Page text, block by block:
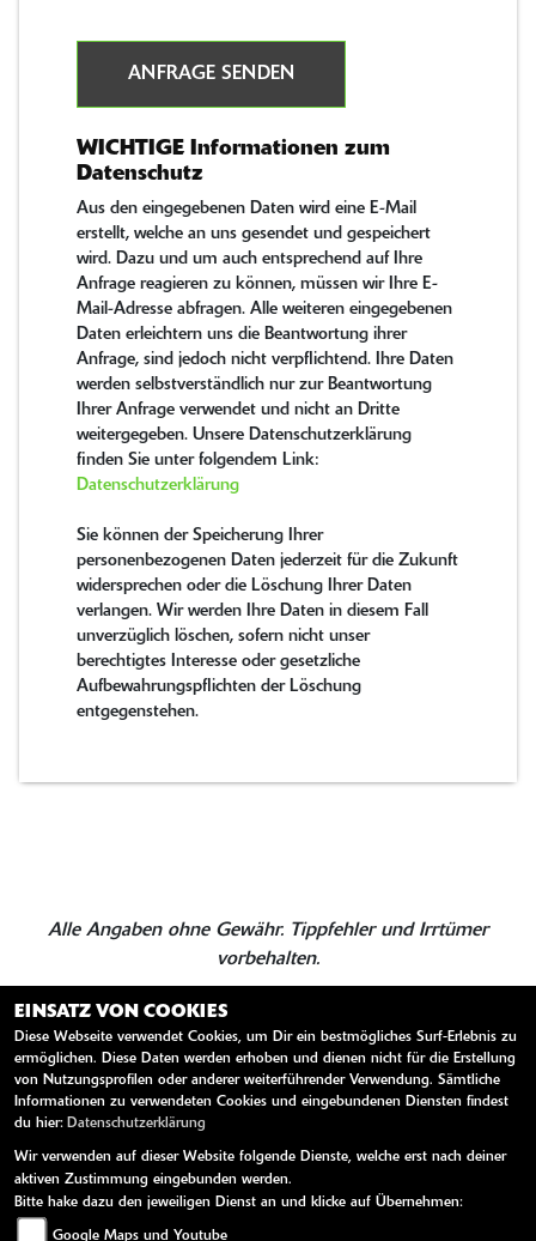
ANFRAGE SENDEN
WICHTIGE Informationen zum
Datenschutz
Aus den eingegebenen Daten wird eine E-Mail
erstellt, welche an uns gesendet und gespeichert
wird. Dazu und um auch entsprechend auf Ihre
Anfrage reagieren zu können, müssen wir Ihre E-
Mail-Adresse abfragen. Alle weiteren eingegebenen
Daten erleichtern uns die Beantwortung ihrer
Anfrage, sind jedoch nicht verpflichtend. Ihre Daten
werden selbstverständlich nur zur Beantwortung
Ihrer Anfrage verwendet und nicht an Dritte
weitergegeben. Unsere Datenschutzerklärung
finden Sie unter folgendem Link:
Datenschutzerklärung
Sie können der Speicherung Ihrer
personenbezogenen Daten jederzeit für die Zukunft
widersprechen oder die Löschung Ihrer Daten
verlangen. Wir werden Ihre Daten in diesem Fall
unverzüglich löschen, sofern nicht unser
berechtigtes Interesse oder gesetzliche
Aufbewahrungspflichten der Löschung
entgegenstehen.
Alle Angaben ohne Gewähr. Tippfehler und Irrtümer
vorbehalten.
ZURÜCK TEILEN
EINSATZ VON COOKIES
Diese Webseite verwendet Cookies, um Dir ein bestmögliches Surf-Erlebnis zu
ermöglichen. Diese Daten werden erhoben und dienen nicht für die Erstellung
von Nutzungsprofilen oder anderer weiterführender Verwendung. Sämtliche
Informationen zu verwendeten Cookies und eingebundenen Diensten findest
du hier: Datenschutzerklärung
Wir verwenden auf dieser Website folgende Dienste, welche erst nach deiner
aktiven Zustimmung eingebunden werden.
Bitte hake dazu den jeweiligen Dienst an und klicke auf Übernehmen:
Google Maps und Youtube